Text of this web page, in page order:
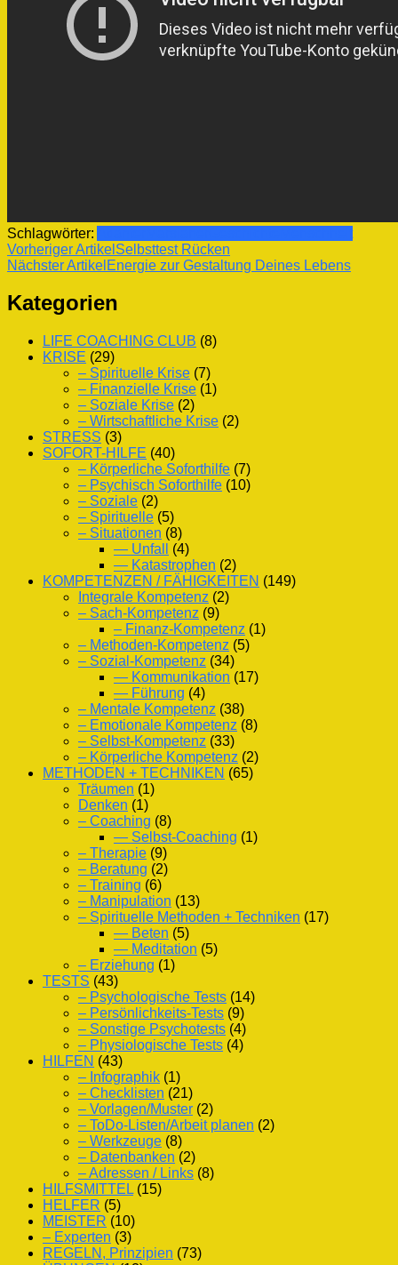
Schlagwörter:
Beitragsnavigation
Vorheriger Artikel Selbsttest Rücken
Nächster Artikel Energie zur Gestaltung Deines Lebens
Kategorien
LIFE COACHING CLUB (8)
KRISE (29)
– Spirituelle Krise (7)
– Finanzielle Krise (1)
– Soziale Krise (2)
– Wirtschaftliche Krise (2)
STRESS (3)
SOFORT-HILFE (40)
– Körperliche Soforthilfe (7)
– Psychisch Soforthilfe (10)
– Soziale (2)
– Spirituelle (5)
– Situationen (8)
— Unfall
(4)
— Katastrophen (2)
KOMPETENZEN / FÄHIGKEITEN (149)
Integrale Kompetenz (2)
– Sach-Kompetenz (9)
– Finanz-Kompetenz (1)
– Methoden-Kompetenz (5)
– Sozial-Kompetenz (34)
— Kommunikation (17)
— Führung (4)
– Mentale Kompetenz (38)
– Emotionale Kompetenz (8)
– Selbst-Kompetenz (33)
– Körperliche Kompetenz (2)
METHODEN + TECHNIKEN (65)
Träumen (1)
Denken (1)
– Coaching (8)
— Selbst-Coaching (1)
– Therapie (9)
– Beratung (2)
– Training (6)
– Manipulation (13)
– Spirituelle Methoden + Techniken (17)
— Beten (5)
— Meditation (5)
– Erziehung (1)
TESTS (43)
– Psychologische Tests (14)
– Persönlichkeits-Tests (9)
– Sonstige Psychotests (4)
– Physiologische Tests (4)
HILFEN (43)
– Infographik (1)
– Checklisten (21)
– Vorlagen/Muster (2)
– ToDo-Listen/Arbeit planen (2)
– Werkzeuge (8)
– Datenbanken (2)
– Adressen / Links (8)
HILFSMITTEL (15)
HELFER (5)
MEISTER (10)
– Experten (3)
REGELN, Prinzipien (73)